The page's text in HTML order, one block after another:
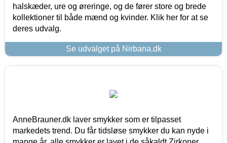
halskæder, ure og øreringe, og de fører store og brede
kollektioner til både mænd og kvinder. Klik her for at se
deres udvalg.
Se udvalget på Nirbana.dk
AnneBrauner.dk laver smykker som er tilpasset
markedets trend. Du får tidsløse smykker du kan nyde i